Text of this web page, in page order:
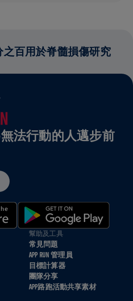
之百用於脊髓損傷研究
法行動的人邁步前
幫助及工具
常見問題
APP RUN 管理員
目標計算器
團隊分享
APP路跑活動共享素材